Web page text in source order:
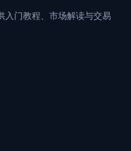
入门教程、市场解读与交易